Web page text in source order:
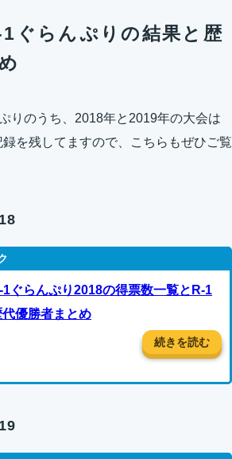
ぐらんぷりの結果と歴
りのうち、2018年と2019年の大会は
を残してますので、こちらもぜひご覧
1ぐらんぷり2018の得票数一覧とR-1
代優勝者まとめ
続きを読む